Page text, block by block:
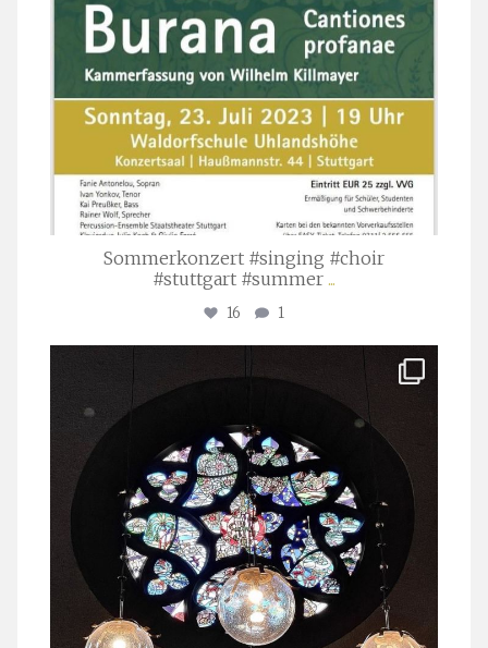
Sommerkonzert #singing #choir
#stuttgart #summer ...
16 1
Apr. 1